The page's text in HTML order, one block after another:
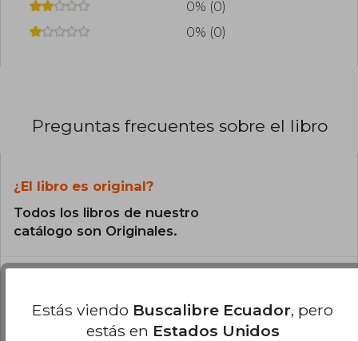
0% (0)
0% (0)
Preguntas frecuentes sobre el libro
¿El libro es original?
Todos los libros de nuestro
catálogo son Originales.
El libro está escrito en Inglés.
Estás viendo Buscalibre Ecuador, pero
estás en Estados Unidos